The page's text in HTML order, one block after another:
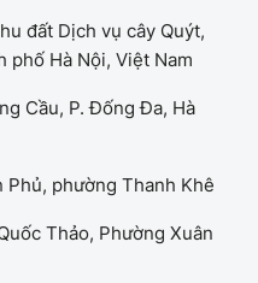
Cầu, P. Đống Đa, Hà
phường Thanh Khê